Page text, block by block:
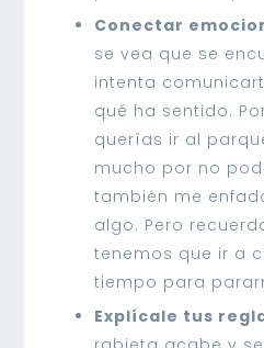
Conectar
se vea que se
intenta
qué ha sentido.
querías ir al
mucho por no
también me
algo. Pero
tenemos que ir a
tiempo para
Explícale tus